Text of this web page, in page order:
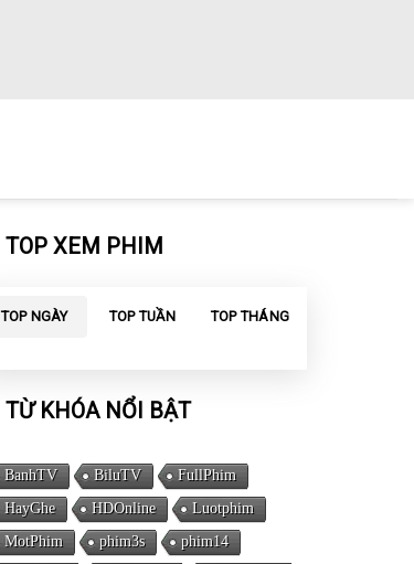
TOP XEM PHIM
TOP NGÀY TOP TUẦN TOP THÁNG
TỪ KHÓA NỔI BẬT
BanhTV BiluTV
FullPhim
HayGhe
HDOnline
Luotphim
MotPhim
phim3s
phim14